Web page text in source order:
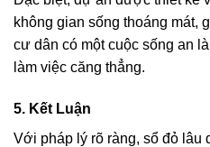
không gian sống thoáng mát,
cư dân có một cuộc sống an
làm việc căng thẳng.
5. Kết Luận
Với pháp lý rõ ràng, sổ đỏ lâu